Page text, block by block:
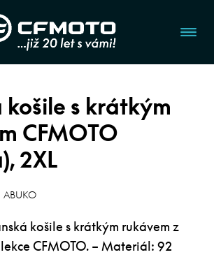
košile s krátkým
CFMOTO
2XL
ABUKO
košile s krátkým rukávem z
CFMOTO. – Materiál: 92